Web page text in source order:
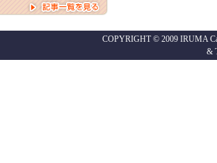
COPYRIGHT © 2009 IRUMA
&